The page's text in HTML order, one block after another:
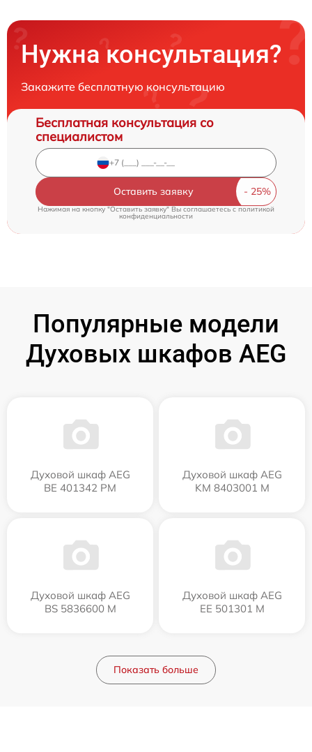
Нужна консультация?
Закажите бесплатную консультацию
Бесплатная консультация со
специалистом
Оставить заявку
Нажимая на кнопку "Оставить заявку" Вы соглашаетесь cполитикой
конфиденциальности
Популярные модели
Духовых шкафов AEG
Духовой шкаф AEG
BE 401342 PM
Духовой шкаф AEG
KM 8403001 M
Духовой шкаф AEG
BS 5836600 M
Духовой шкаф AEG
EE 501301 M
Показать больше